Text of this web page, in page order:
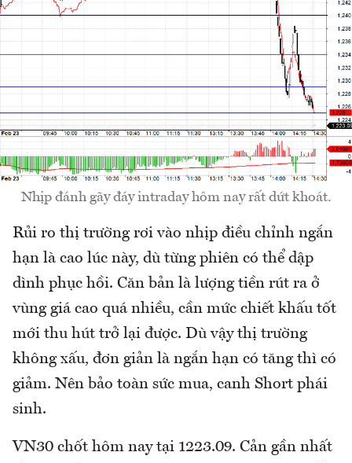
Nhịp đánh gãy đáy intraday hôm nay rất dứt khoát.
Rủi ro thị trường rơi vào nhịp điều chỉnh ngắn
hạn là cao lúc này, dù từng phiên có thể dập
dình phục hồi. Căn bản là lượng tiền rút ra ở
vùng giá cao quá nhiều, cần mức chiết khấu tốt
mới thu hút trở lại được. Dù vậy thị trường
không xấu, đơn giản là ngắn hạn có tăng thì có
giảm. Nên bảo toàn sức mua, canh Short phái
sinh.
VN30 chốt hôm nay tại 1223.09. Cản gần nhất